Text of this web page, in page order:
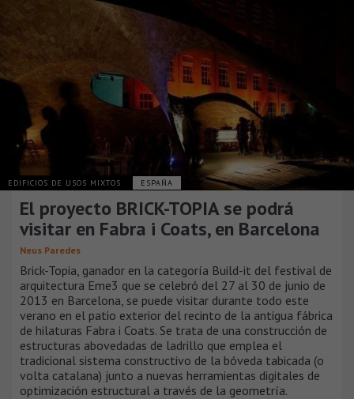
EDIFICIOS DE USOS MIXTOS ESPAÑA
El proyecto BRICK-TOPIA se podrá
visitar en Fabra i Coats, en Barcelona
Neus Paredes
Brick-Topia, ganador en la categoría Build-it del festival de
arquitectura Eme3 que se celebró del 27 al 30 de junio de
2013 en Barcelona, se puede visitar durante todo este
verano en el patio exterior del recinto de la antigua fábrica
de hilaturas Fabra i Coats. Se trata de una construcción de
estructuras abovedadas de ladrillo que emplea el
tradicional sistema constructivo de la bóveda tabicada (o
volta catalana) junto a nuevas herramientas digitales de
optimización estructural a través de la geometría.